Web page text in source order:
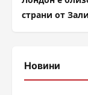
страни от
Новини